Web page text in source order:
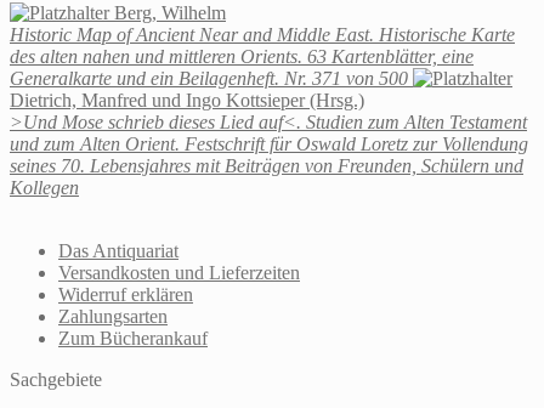
Berg, Wilhelm
Historic Map of Ancient Near and Middle East. Historische Karte
des alten nahen und mittleren Orients. 63 Kartenblätter, eine
Generalkarte und ein Beilagenheft. Nr. 371 von 500
Dietrich, Manfred und Ingo Kottsieper (Hrsg.)
>Und Mose schrieb dieses Lied auf<. Studien zum Alten Testament
und zum Alten Orient. Festschrift für Oswald Loretz zur Vollendung
seines 70. Lebensjahres mit Beiträgen von Freunden, Schülern und
Kollegen
Das Antiquariat
Versandkosten und Lieferzeiten
Widerruf erklären
Zahlungsarten
Zum Bücherankauf
Sachgebiete